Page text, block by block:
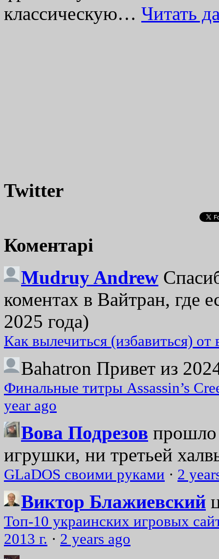
классическую… Читать
Twitter
Коментарі
Mudruy Andrew
коментах в Вайтран, где
2025 года)
Как вылечиться (избавиться)
Bahatron Привет из
Финальные титры Assassin’s
year ago
Вова Подрезов прошло
игрушки, ни третьей
GLaDOS своими руками · 2
Виктор Блажиевский
Топ-10 украинских игровых
2013 г. · 2 years ago